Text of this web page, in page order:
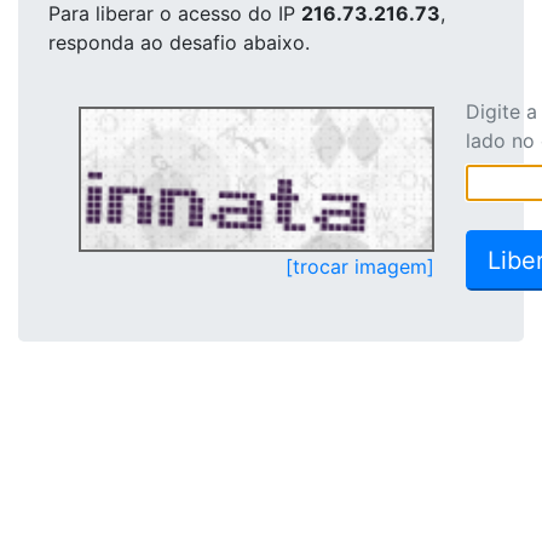
Para liberar o acesso do IP 216.73.216.73,
responda ao desafio abaixo.
[trocar imagem]
Digite
lado no